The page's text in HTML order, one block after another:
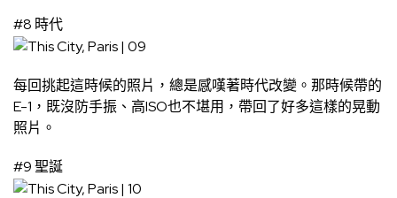
#8 時代
每回挑起這時候的照片，總是感嘆著時代改變。那時候帶的
E-1，既沒防手振、高ISO也不堪用，帶回了好多這樣的晃動
照片。
#9 聖誕